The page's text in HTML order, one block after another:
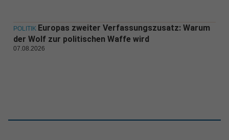
POLITIK Europas zweiter Verfassungszusatz: Warum
der Wolf zur politischen Waffe wird
07.08.2026